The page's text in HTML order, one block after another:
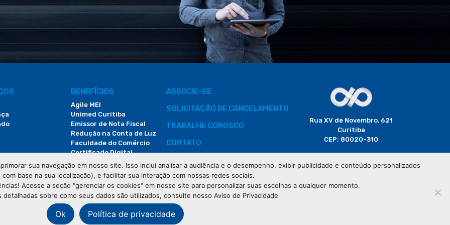
BENEFÍCIOS
Agile MEI
Unimed Curitiba
Emissor de Nota Fiscal
Redução na Conta de Luz
Faculdade do Comércio
Certificado Digital
ASSOCIE-SE
SOLICITAÇÃO DE CANCELAMENTO
TRABALHE CONOSCO
CONTATO
DEMANDAS JUDICIAIS
Rua XV de Novembro, 621
Curitiba
CEP: 80020-310
(41) 3320-2929
sua navegação em nosso site. Isso inclui analisar a audiência e o desempenho, exibir publicidade e conteúdo personalizados
com base na sua localização), e facilitar sua interação com nossas redes sociais.
Acesse a seção "gerenciar os cookies" em nosso site para personalizar suas escolhas a qualquer momento.
detalhadas sobre como seus dados são utilizados, consulte nosso Aviso de Privacidade
Ok Política de privacidade